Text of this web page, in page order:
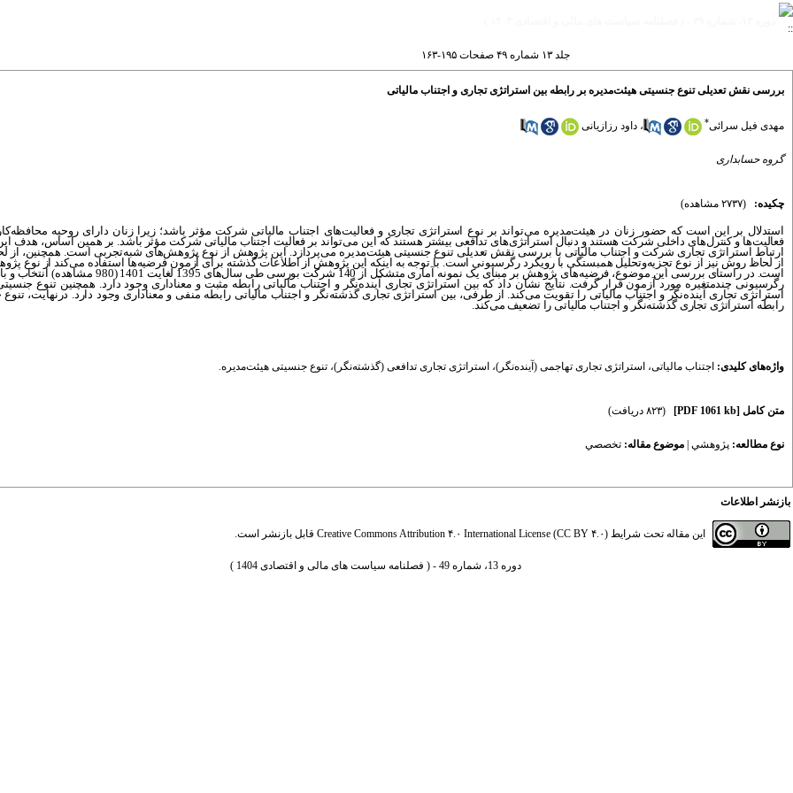
جلد ۱۳ شماره ۴۹ صفحات ۱۹۵-۱۶۳
بررسی نقش تعدیلی تنوع جنسیتی هیئت‌مدیره بر رابطه بین استراتژی تجاری و اجتناب مالیاتی
مهدی فیل سرائی* ، داود رزازیانی
گروه حسابداری
چکیده: (۲۷۳۷ مشاهده)
استدلال بر این است که حضور زنان در هیئت‌مدیره می‌تواند بر نوع استراتژی تجاری و فعالیت‌های اجتناب مالیاتی شرکت مؤثر باشد؛ زیرا زنان دارای روحیه
فعالیت‌ها و کنترل‌های داخلی شرکت هستند و دنبال استراتژی‌های تدافعی بیشتر هستند که این می‌تواند بر فعالیت اجتناب مالیاتی شرکت مؤثر باشد. بر همین اساس، هدف
ارتباط استراتژی تجاری شرکت و اجتناب مالیاتی با بررسی نقش تعدیلی تنوع جنسیتی هیئت‌مدیره می‌پردازد. این پژوهش از نوع پژوهشهای شبهتجربی است. همچنین، از
از لحاظ روش نیز از نوع تجزیه‌وتحلیل همبستگی با رویکرد رگرسیونی است. با توجه به اینکه این پژوهش از اطلاعات گذشته برای آزمون فرضیه‌ها استفاده میکند از نوع
است. در راستای بررسی این موضوع، فرضیه‌های پژوهش بر مبنای یک نمونه آماری متشکل از 140 شرکت بورسی طی سال
های 1395 لغایت 1401 (980
رگرسیونی چندمتغیره مورد آزمون قرار گرفت. نتایج نشان داد که بین استراتژی تجاری آینده‌نگر و اجتناب مالیاتی رابطه مثبت و معناداری وجود دارد. همچنین تنوع
استراتژی تجاری آینده‌نگر و اجتناب مالیاتی را تقویت می‌کند. از طرفی، بین استراتژی تجاری گذشته‌نگر و اجتناب مالیاتی رابطه منفی و معناداری وجود دارد. درنهایت،
رابطه استراتژی تجاری گذشته‌نگر و اجتناب مالیاتی را تضعیف می‌کند.
واژه‌های کلیدی: اجتناب مالیاتی، استراتژی تجاری تهاجمی (آینده‌نگر)، استراتژی تجاری تدافعی (گذشته‌نگر)، تنوع جنسیتی هیئت‌مدیره.
متن کامل [PDF 1061 kb] (۸۲۳ دریافت)
نوع مطالعه: پژوهشي موضوع مقاله: تخصصي
بازنشر اطلاعات
این مقاله تحت شرایط Creative Commons Attribution ۴.۰ International License (CC BY ۴.۰) قابل بازنشر است.
دوره 13، شماره 49 - ( فصلنامه سیاست های مالی و اقتصادی 1404 )